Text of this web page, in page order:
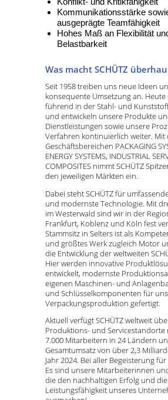
Kommunikationsstärke
ausgeprägte Teamfähigkeit
Hohes Maß an Flexibilität
Belastbarkeit
Was macht SCHÜTZ
Seit 1958 treiben uns neue Ideen
konsequente Umsetzung an.
führend in der Stahl- und
und entwickeln unsere Produkte
Dienstleistungen sowie unsere
Verfahren kontinuierlich weiter. Mit
Geschäftsbereichen PACKAGING
ENERGY SYSTEMS, INDUSTRIAL
COMPOSITES nimmt SCHÜTZ
den jeweiligen Märkten ein.
Dabei steht SCHÜTZ für
und modernste Technologie. Mit
im Westerwald sind wir in der
Frankfurt, Koblenz und Köln fest
Stammsitz in Selters ist als
und größtes Werk zugleich Motor
die Entwicklung der weltweiten
Hier werden innovative
entwickelt, modernste
eigenen Maschinen- und
und Schlüsselkomponenten für
Verpackungsproduktion gefertigt.
Aktuell verfügt SCHÜTZ weltweit
Produktions- und Servicestandorte
7.000 Mitarbeitern in 24 Ländern
Gesamtumsatz von über 2,3
Jahr 2024. Bei aller Begeisterung
Es sind unsere Mitarbeiterinnen
die den nachhaltigen Erfolg und die
Leistungsfähigkeit unseres